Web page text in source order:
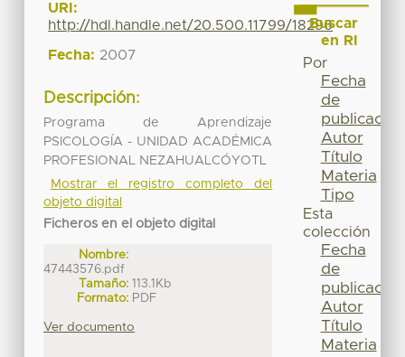
URI:
http://hdl.handle.net/20.500.11799/18296
Fecha: 2007
Descripción:
Programa de Aprendizaje
PSICOLOGÍA - UNIDAD ACADÉMICA
PROFESIONAL NEZAHUALCÓYOTL
Mostrar el registro completo del
objeto digital
Ficheros en el objeto digital
Nombre:
47443576.pdf
Tamaño: 113.1Kb
Formato: PDF
Ver documento
Buscar
en RI
Por
Fecha
de
publicación
Autor
Título
Materia
Tipo
Esta
colección
Fecha
de
publicación
Autor
Título
Materia